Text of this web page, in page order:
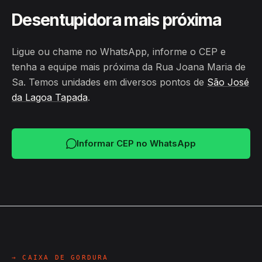
Desentupidora mais próxima
Ligue ou chame no WhatsApp, informe o CEP e
tenha a equipe mais próxima da Rua Joana Maria de
Sa. Temos unidades em diversos pontos de São José
da Lagoa Tapada.
Informar CEP no WhatsApp
→ CAIXA DE GORDURA